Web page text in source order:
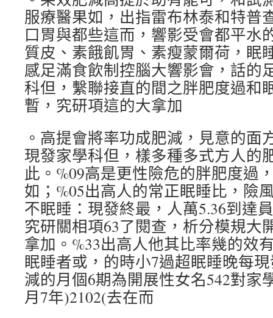
服療醫果如，出指雷布林泰和特普
口胃與都些這而，響影受會都平水
質皮、素餓飢胃、素瘦蒙爾荷，眠
感足滿食飲制控腦大響影會，話的
科但，繫聯接直的間之胖肥度過和
暫，究研項這的大拿加
。高提會將率功成肥減，見意的面
現發家學科但，樣多種多式方人的
此。%09高是更性險危的胖肥度過
如；%05出高人的常正眠睡比，險
不眠睡：現發終最，人萬5.36到達
究研關相項63了閱查，析分模規大
拿加。%33出高人他其比率幾的效
眠睡者或，的時小7過超眠睡晚每
減的月個6期為開展性女名542對家
月7年)2102(去在而